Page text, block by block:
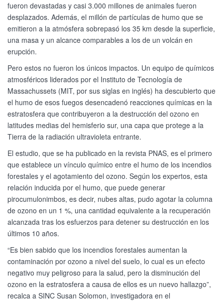
fueron devastadas y casi 3.000 millones de animales fueron
desplazados. Además, el millón de partículas de humo que se
emitieron a la atmósfera sobrepasó los 35 km desde la superficie,
una masa y un alcance comparables a los de un volcán en
erupción.
Pero estos no fueron los únicos impactos. Un equipo de químicos
atmosféricos liderados por el Instituto de Tecnología de
Massachussets (MIT, por sus siglas en inglés) ha descubierto que
el humo de esos fuegos desencadenó reacciones químicas en la
estratosfera que contribuyeron a la destrucción del ozono en
latitudes medias del hemisferio sur, una capa que protege a la
Tierra de la radiación ultravioleta entrante.
El estudio, que se ha publicado en la revista PNAS, es el primero
que establece un vínculo químico entre el humo de los incendios
forestales y el agotamiento del ozono. Según los expertos, esta
relación inducida por el humo, que puede generar
pirocumulonimbos, es decir, nubes altas, pudo agotar la columna
de ozono en un 1 %, una cantidad equivalente a la recuperación
alcanzada tras los esfuerzos para detener su destrucción en los
últimos 10 años.
“Es bien sabido que los incendios forestales aumentan la
contaminación por ozono a nivel del suelo, lo cual es un efecto
negativo muy peligroso para la salud, pero la disminución del
ozono en la estratosfera a causa de ellos es un nuevo hallazgo”,
recalca a SINC Susan Solomon, investigadora en el